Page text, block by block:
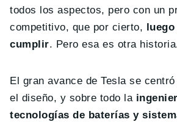
todos los aspectos, pero con un
competitivo, que por cierto,
cumplir. Pero esa es otra
El gran avance de Tesla se
el diseño, y sobre todo la
tecnologías de baterías y